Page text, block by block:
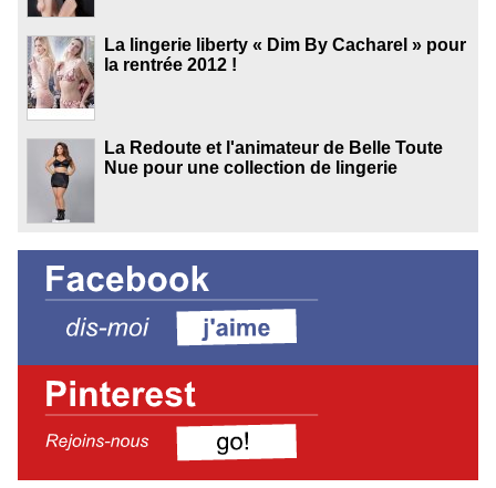
La lingerie liberty « Dim By Cacharel » pour
la rentrée 2012 !
La Redoute et l'animateur de Belle Toute
Nue pour une collection de lingerie